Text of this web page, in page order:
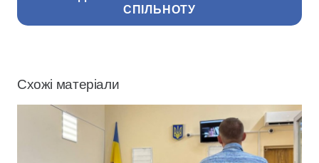
СПІЛЬНОТУ
Схожі матеріали